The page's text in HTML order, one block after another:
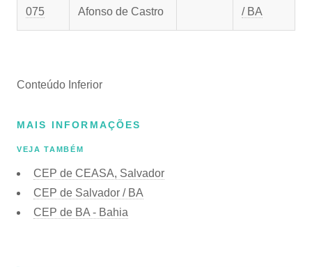
075
Afonso de Castro
/ BA
Conteúdo Inferior
MAIS INFORMAÇÕES
VEJA TAMBÉM
CEP de CEASA, Salvador
CEP de Salvador / BA
CEP de BA - Bahia